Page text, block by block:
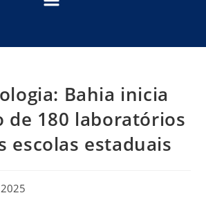
Bahia inicia
de 180 laboratórios
escolas estaduais